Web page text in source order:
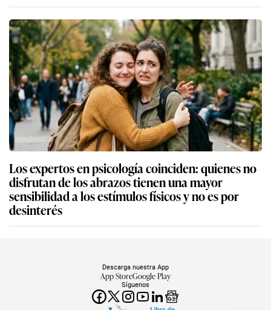
Los expertos en psicología coinciden: quienes no
disfrutan de los abrazos tienen una mayor
sensibilidad a los estímulos físicos y no es por
desinterés
Síguenos
Descarga nuestra App
App StoreGoogle Play